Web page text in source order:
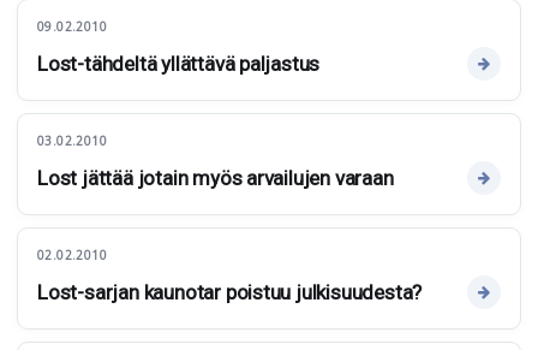
09.02.2010
Lost-tähdeltä yllättävä paljastus
03.02.2010
Lost jättää jotain myös arvailujen varaan
02.02.2010
Lost-sarjan kaunotar poistuu julkisuudesta?